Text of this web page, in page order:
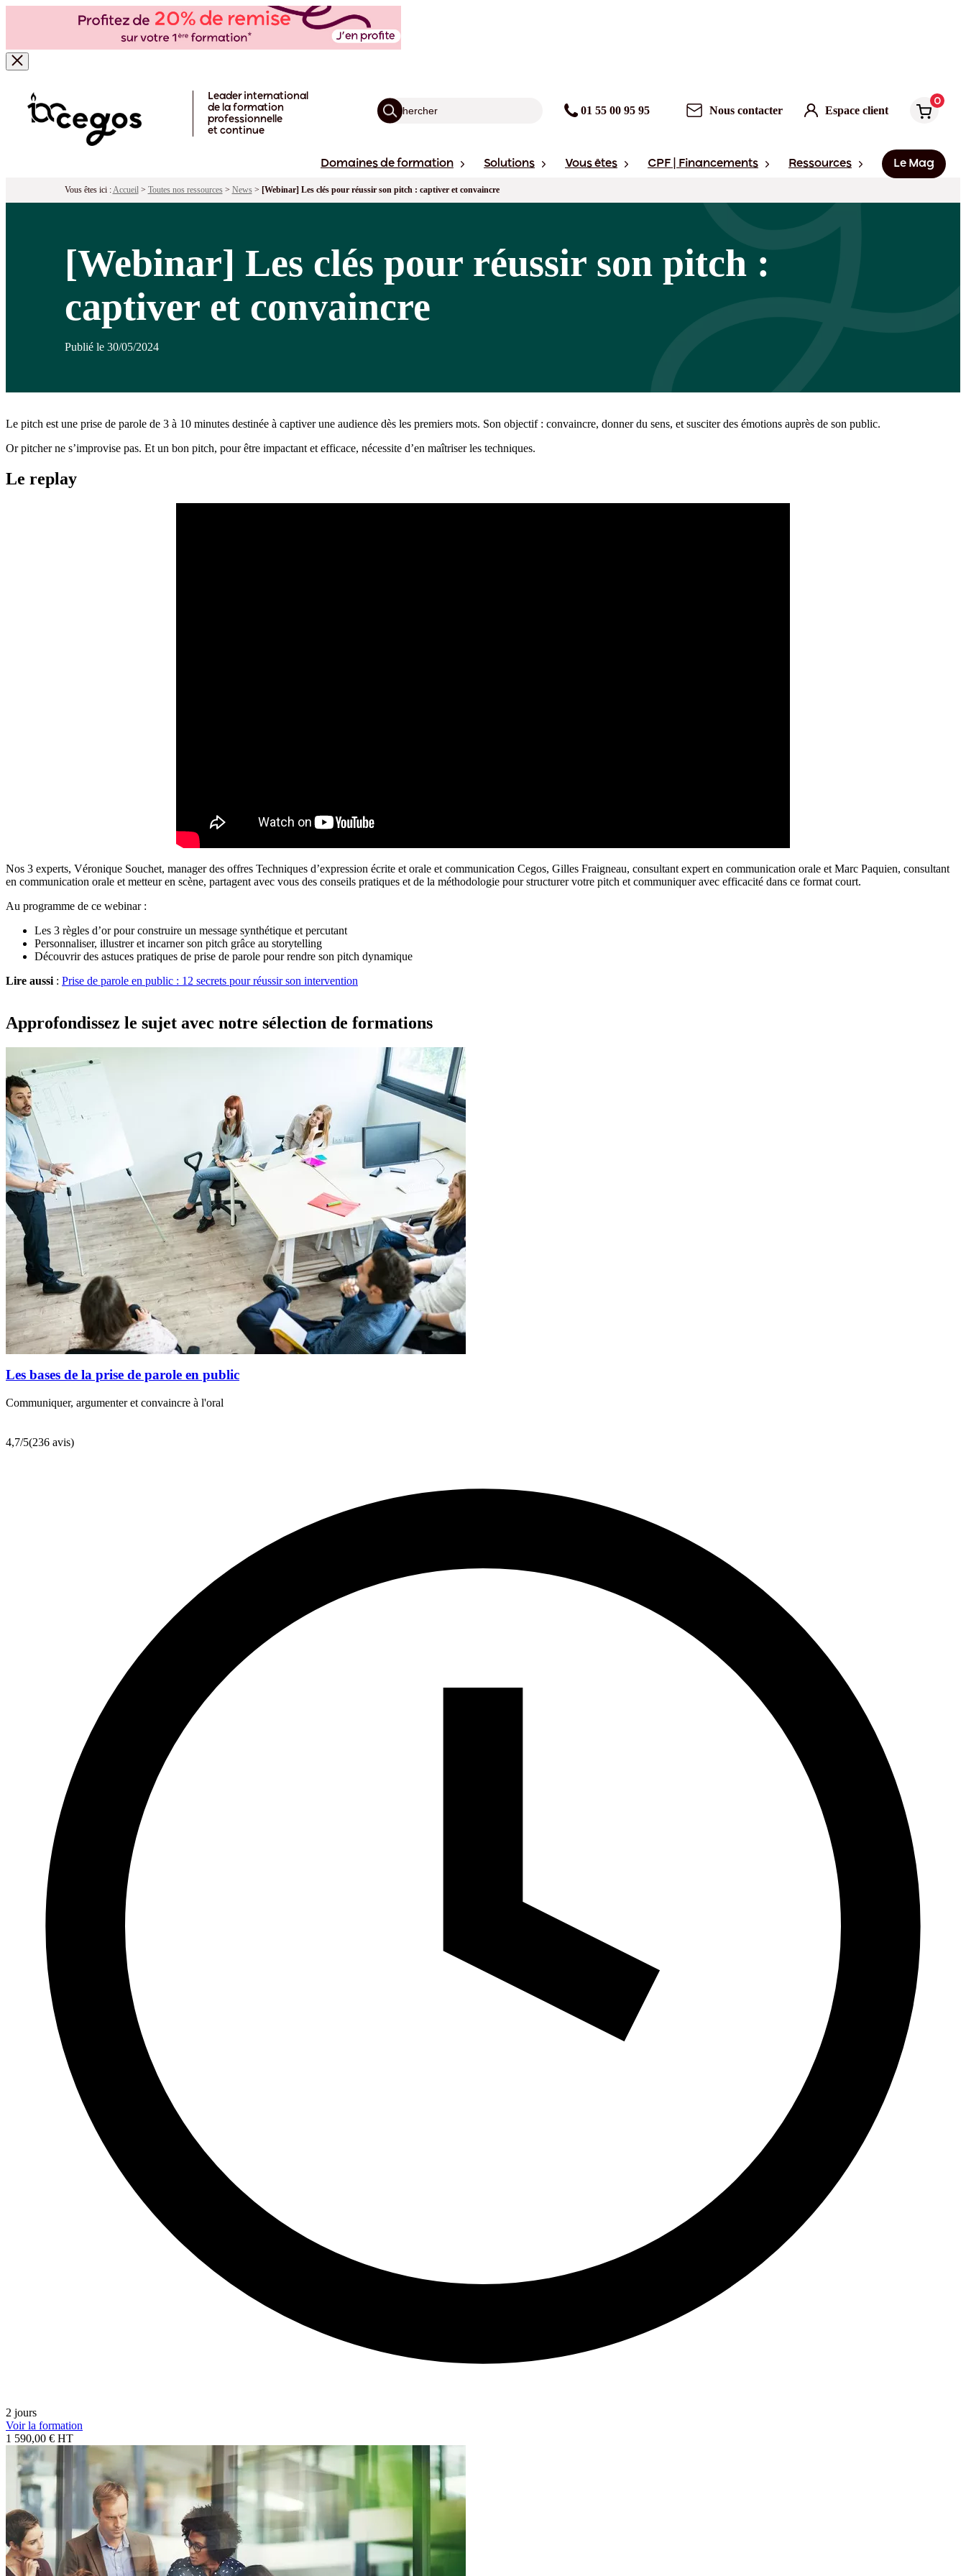
Leader international
de la formation
professionnelle
et continue
01 55 00 95 95 Nous contacter Espace client
0
Domaines de formation Solutions Vous êtes CPF | Financements Ressources Le Mag
Vous êtes ici :Accueil> Toutes nos ressources> News> [Webinar] Les clés pour réussir son pitch : captiver et convaincre
[Webinar] Les clés pour réussir son pitch :
captiver et convaincre
Publié le 30/05/2024
Le pitch est une prise de parole de 3 à 10 minutes destinée à captiver une audience dès les premiers mots. Son objectif : convaincre, donner du sens, et susciter des émotions auprès de son public.
Or pitcher ne s’improvise pas. Et un bon pitch, pour être impactant et efficace, nécessite d’en maîtriser les techniques.
Le replay
Nos 3 experts, Véronique Souchet, manager des offres Techniques d’expression écrite et orale et communication Cegos, Gilles Fraigneau, consultant expert en communication orale et Marc Paquien, consultant
en communication orale et metteur en scène, partagent avec vous des conseils pratiques et de la méthodologie pour structurer votre pitch et communiquer avec efficacité dans ce format court.
Au programme de ce webinar :
Les 3 règles d’or pour construire un message synthétique et percutant
Personnaliser, illustrer et incarner son pitch grâce au storytelling
Découvrir des astuces pratiques de prise de parole pour rendre son pitch dynamique
Lire aussi : Prise de parole en public : 12 secrets pour réussir son intervention
Approfondissez le sujet avec notre sélection de formations
Les bases de la prise de parole en public
Communiquer, argumenter et convaincre à l'oral
4,7/5(236 avis)
2 jours
Voir la formation
1 590,00 € HT